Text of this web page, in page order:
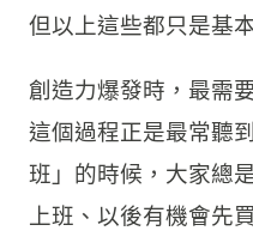
但以上這些都只是基
創造力爆發時，最需
這個過程正是最常聽
班」的時候，大家總
上班、以後有機會先